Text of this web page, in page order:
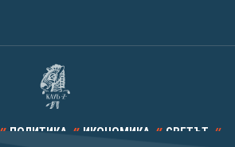
ПОЛИТИКА ИКОНОМИКА СВЕТЪТ